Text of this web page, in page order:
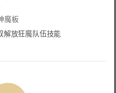
魔板
解放狂魔队伍技能